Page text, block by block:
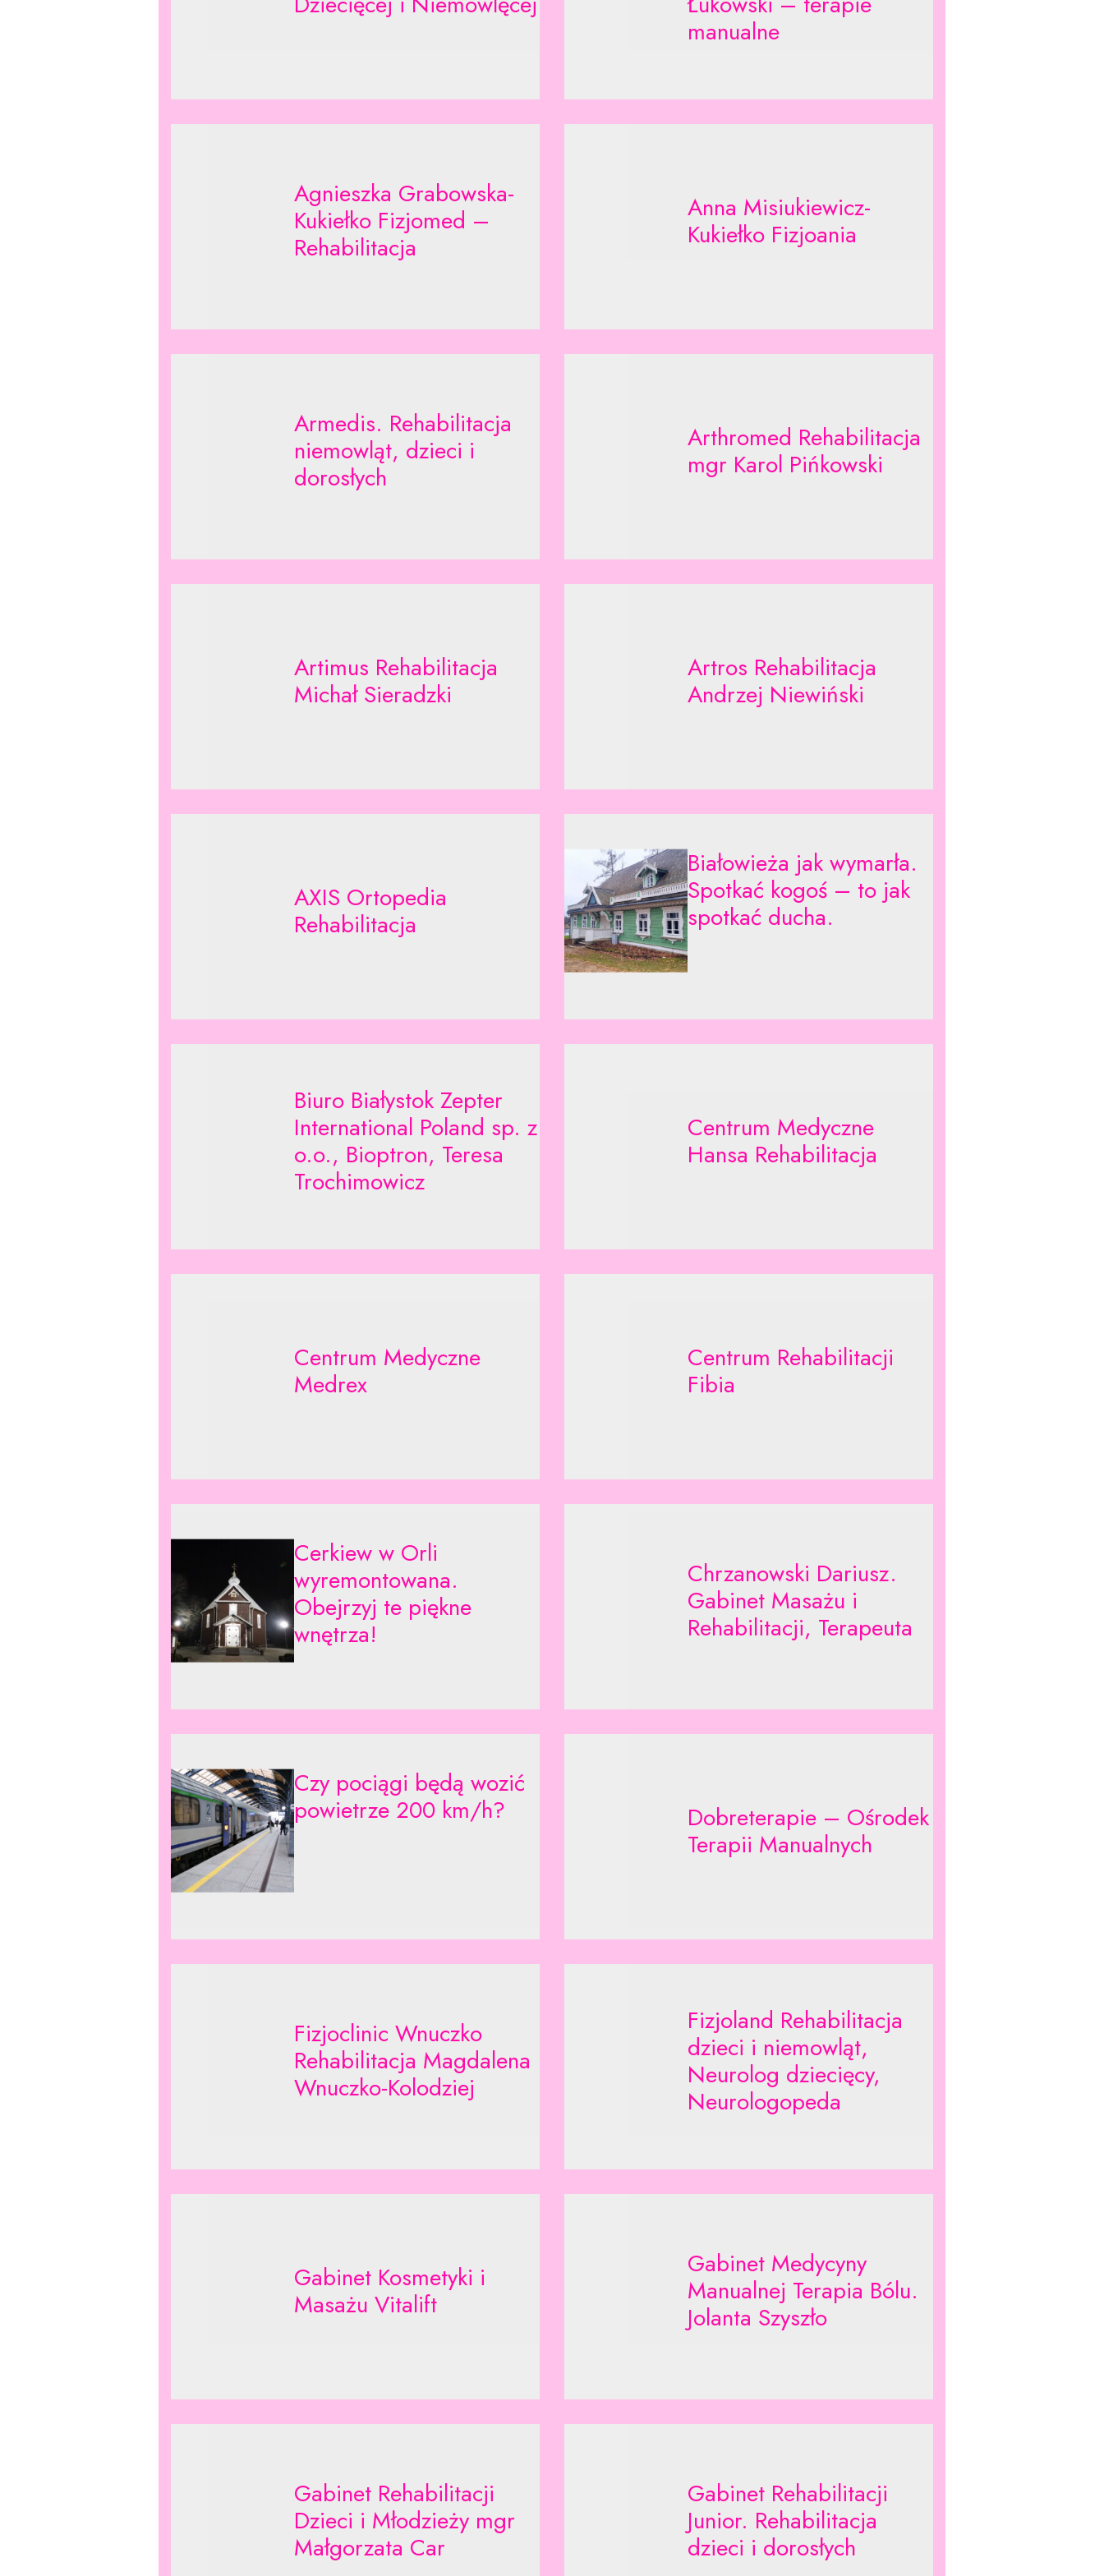
manualne
Agnieszka Grabowska-
Kukiełko Fizjomed –
Rehabilitacja
Anna Misiukiewicz-
Kukiełko Fizjoania
Armedis. Rehabilitacja
niemowląt, dzieci i
dorosłych
Arthromed Rehabilitacja
mgr Karol Pińkowski
Artimus Rehabilitacja
Michał Sieradzki
Artros Rehabilitacja
Andrzej Niewiński
AXIS Ortopedia
Rehabilitacja
Białowieża jak wymarła.
Spotkać kogoś – to jak
spotkać ducha.
Biuro Białystok Zepter
International Poland sp. z
o.o., Bioptron, Teresa
Trochimowicz
Centrum Medyczne
Hansa Rehabilitacja
Centrum Medyczne
Medrex
Centrum Rehabilitacji
Fibia
Cerkiew w Orli
wyremontowana.
Obejrzyj te piękne
wnętrza!
Chrzanowski Dariusz.
Gabinet Masażu i
Rehabilitacji, Terapeuta
Czy pociągi będą wozić
powietrze 200 km/h?
Dobreterapie – Ośrodek
Terapii Manualnych
Fizjoclinic Wnuczko
Rehabilitacja Magdalena
Wnuczko-Kolodziej
Fizjoland Rehabilitacja
dzieci i niemowląt,
Neurolog dziecięcy,
Neurologopeda
Gabinet Kosmetyki i
Masażu Vitalift
Gabinet Medycyny
Manualnej Terapia Bólu.
Jolanta Szyszło
Gabinet Rehabilitacji
Dzieci i Młodzieży mgr
Małgorzata Car
Gabinet Rehabilitacji
Junior. Rehabilitacja
dzieci i dorosłych